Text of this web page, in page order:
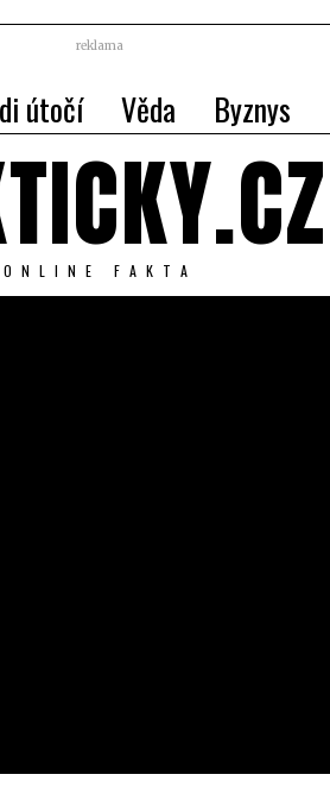
reklama
útočí Věda Byznys
ONLINE FAKTA